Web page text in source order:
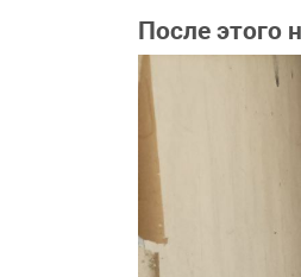
После этого